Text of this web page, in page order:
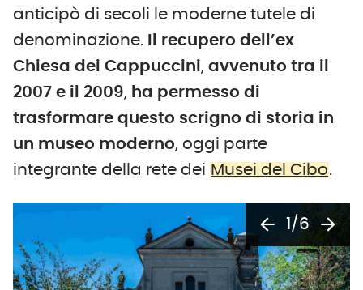
anticipò di secoli le moderne tutele di
denominazione.
Il recupero dell’ex
Chiesa dei Cappuccini, avvenuto tra il
2007 e il 2009, ha permesso di
trasformare questo scrigno di storia in
un museo moderno, oggi parte
integrante della rete dei Musei del Cibo.
arrow_back 1/6 arrow_forward